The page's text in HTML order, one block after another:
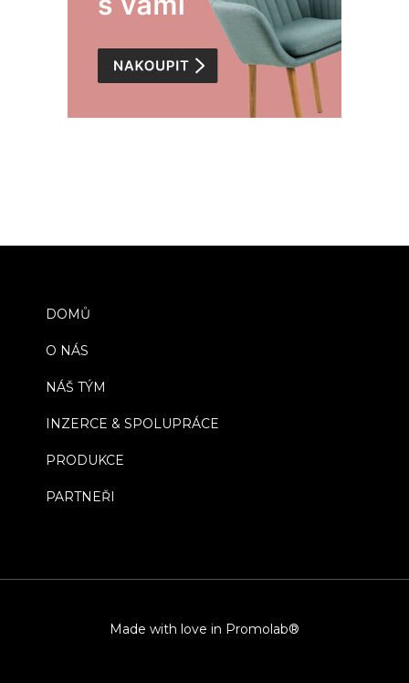
DOMŮ
O NÁS
NÁŠ TÝM
INZERCE & SPOLUPRÁCE
PRODUKCE
PARTNEŘI
Made with love in Promolab®